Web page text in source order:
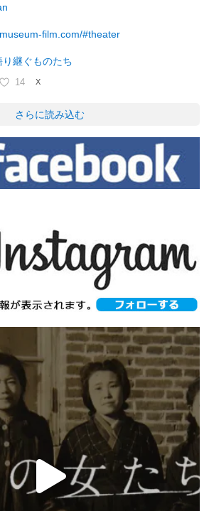
film.com/#theater
継ぐものたち
14 X
さらに読み込む